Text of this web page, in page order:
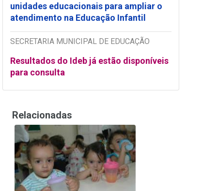
unidades educacionais para ampliar o
atendimento na Educação Infantil
SECRETARIA MUNICIPAL DE EDUCAÇÃO
Resultados do Ideb já estão disponíveis
para consulta
Relacionadas